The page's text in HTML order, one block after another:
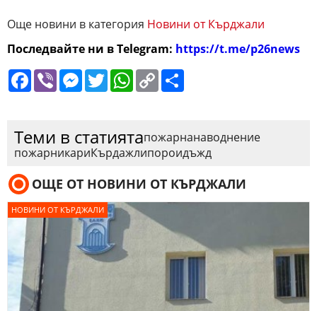
Още новини в категория Новини от Кърджали
Последвайте ни в Telegram: https://t.me/p26news
Facebook
ViberMessenger
TwitterWhatsApp
Copy
Link
Теми в статиятапожарнанаводнение
пожарникариКърдажлипороидъжд
ОЩЕ ОТ НОВИНИ ОТ КЪРДЖАЛИ
НОВИНИ ОТ КЪРДЖАЛИ